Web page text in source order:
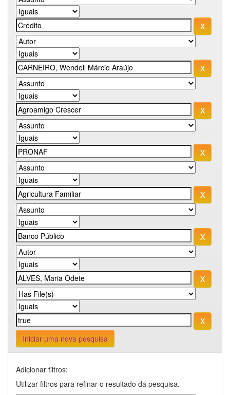
Iniciar uma nova pesquisa
Adicionar filtros:
Utilizar filtros para refinar o resultado da pesquisa.